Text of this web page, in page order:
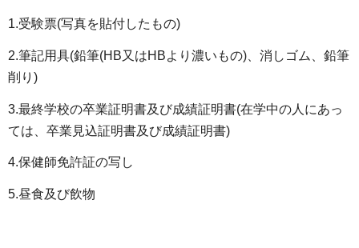
1.受験票(写真を貼付したもの)
2.筆記用具(鉛筆(HB又はHBより濃いもの)、消しゴム、鉛筆
削り)
3.最終学校の卒業証明書及び成績証明書(在学中の人にあっ
ては、卒業見込証明書及び成績証明書)
4.保健師免許証の写し
5.昼食及び飲物